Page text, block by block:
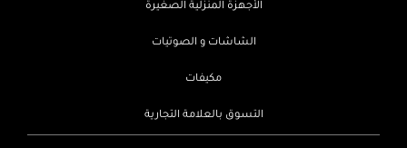
الأجهزة المنزلية الصغيرة
الشاشات و الصوتيات
مكيفات
التسوق بالعلامة التجارية